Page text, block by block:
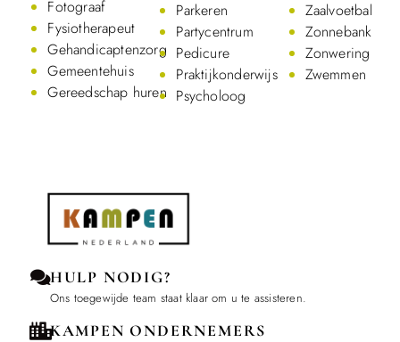
Fotograaf
Fysiotherapeut
Gehandicaptenzorg
Gemeentehuis
Gereedschap huren
Parkeren
Partycentrum
Pedicure
Praktijkonderwijs
Psycholoog
Zaalvoetbal
Zonnebank
Zonwering
Zwemmen
HULP NODIG?
Ons toegewijde team staat klaar om u te assisteren.
KAMPEN ONDERNEMERS